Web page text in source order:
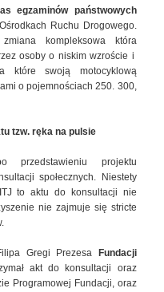
egzaminów państwowych
Ruchu Drogowego.
kompleksowa która
osoby o niskim wzroście i
które swoją motocyklową
o pojemnościach 250. 300,
tzw. ręka na pulsie
przedstawieniu projektu
społecznych. Niestety
to aktu do konsultacji nie
nie zajmuje się stricte
Gregi Prezesa
Fundacji
akt do konsultacji oraz
Programowej Fundacji, oraz